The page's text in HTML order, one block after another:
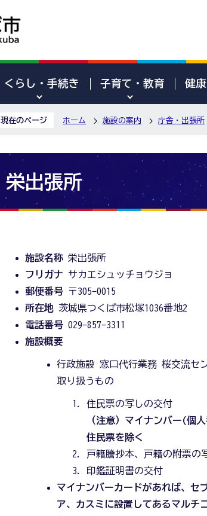
くらし・手続き 子育て・教育 健
現在のページ ホーム 施設の案内 庁舎・出張所
栄出張所
施設名称 栄出張所
フリガナ サカエシュッチョウジョ
郵便番号 〒305-0015
所在地 茨城県つくば市松塚1036番地2
電話番号 029-857-3311
施設概要
行政施設 窓口代行業務 桜交流セ
取り扱うもの
住民票の写しの交付
（注意）マイナンバー(個
住民票を除く
戸籍謄抄本、戸籍の附票の
印鑑証明書の交付
マイナンバーカードがあれば、セ
ア、カスミに設置してあるマルチ